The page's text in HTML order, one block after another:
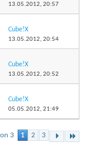
13.05.2012, 20:57
Cube!X
13.05.2012, 20:54
Cube!X
13.05.2012, 20:52
Cube!X
05.05.2012, 21:49
3 1 2 3